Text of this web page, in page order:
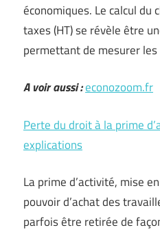
économiques. Le calcul du
taxes (HT) se révèle être
permettant de mesurer
A voir aussi :econozoom.fr
Perte du droit à la prime
explications
La prime d’activité, mise
pouvoir d’achat des
parfois être retirée de